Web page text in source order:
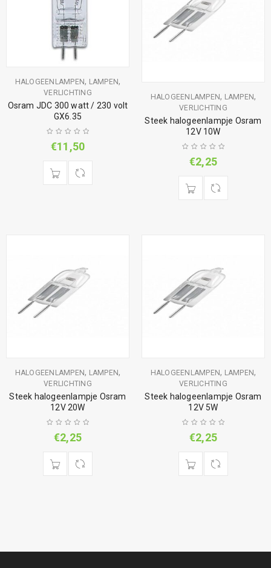
HALOGEENLAMPEN, LAMPEN,
VERLICHTING
Osram JDC 300 watt / 230 volt
GX6.35
€11,50
HALOGEENLAMPEN, LAMPEN,
VERLICHTING
Steek halogeenlampje Osram
12V 10W
€2,25
HALOGEENLAMPEN, LAMPEN,
VERLICHTING
Steek halogeenlampje Osram
12V 20W
€2,25
HALOGEENLAMPEN, LAMPEN,
VERLICHTING
Steek halogeenlampje Osram
12V 5W
€2,25